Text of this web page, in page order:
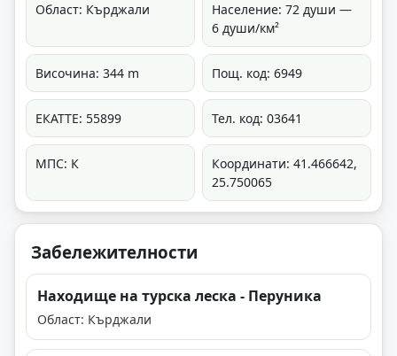
Област: Кърджали
Население: 72 души —
6 души/км²
Височина: 344 m Пощ. код: 6949
ЕКАТТЕ: 55899 Тел. код: 03641
МПС: К
Координати: 41.466642,
25.750065
Забележителности
Находище на турска леска - Перуника
Област: Кърджали